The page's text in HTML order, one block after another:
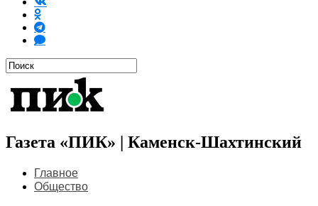
Газета «ПИК» | Каменск-Шахтинский
Главное
Общество